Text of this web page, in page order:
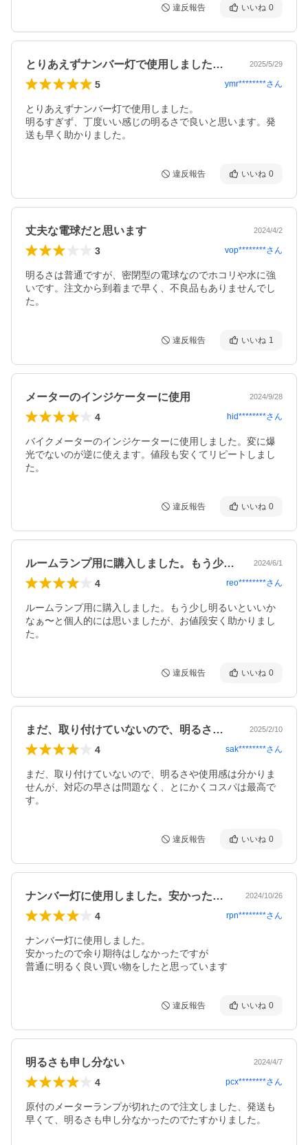
違反報告 いいね 0
とりあえずナンバー灯で使用しました。明… 2025/5/29
5 ymr********さん
とりあえずナンバー灯で使用しました。
明るすぎず、丁度いい感じの明るさで良いと思います。発
送も早く助かりました。
違反報告 いいね 0
丈夫な電球だと思います 2024/4/2
3 vop********さん
明るさは普通ですが、密閉型の電球なのでホコリや水に強
いです。注文から到着まで早く、不良品もありませんでし
た。
違反報告 いいね 1
メーターのインジケーターに使用 2024/9/28
4 hid********さん
バイクメーターのインジケーターに使用しました。変に爆
光でないのが逆に使えます。値段も安くてリピートしまし
た。
違反報告 いいね 0
ルームランプ用に購入しました。もう少し… 2024/6/1
4 reo********さん
ルームランプ用に購入しました。もう少し明るいといいか
なぁ〜と個人的には思いましたが、お値段安く助かりまし
た。
違反報告 いいね 0
まだ、取り付けていないので、明るさや使… 2025/2/10
4 sak********さん
まだ、取り付けていないので、明るさや使用感は分かりま
せんが、対応の早さは問題なく、とにかくコスパは最高で
す。
違反報告 いいね 0
ナンバー灯に使用しました。安かったので… 2024/10/26
4 rpn********さん
ナンバー灯に使用しました。
安かったので余り期待はしなかったですが
普通に明るく良い買い物をしたと思っています
違反報告 いいね 0
明るさも申し分ない 2024/4/7
4 pcx********さん
原付のメーターランプが切れたので注文しました、発送も
早くて、明るさも申し分なかったのでたすかりました。